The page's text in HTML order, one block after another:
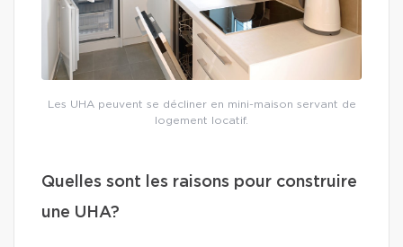
Les UHA peuvent se décliner en mini-maison servant de
logement locatif.
Quelles sont les raisons pour construire
une UHA?